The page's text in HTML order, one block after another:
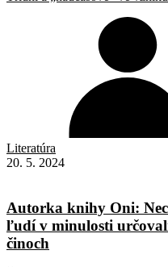
Literatúra
20. 5. 2024
Autorka knihy Oni:
ľudí v minulosti
činoch